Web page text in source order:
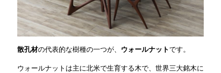
散孔材の代表的な樹種の一つが、 ウォールナットです。
ウォールナットは主に北米で生育する木で、世界三大銘木に